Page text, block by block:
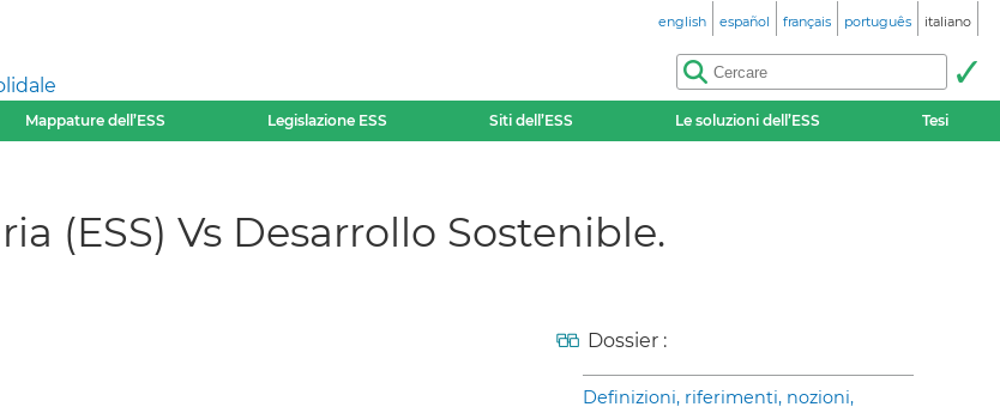
english español français português italiano
Mappature dell’ESS Legislazione ESS Siti dell’ESS Le soluzioni dell’ESS Tesi
(ESS) Vs Desarrollo Sostenible.
Dossier :
Definizioni, riferimenti, nozioni,